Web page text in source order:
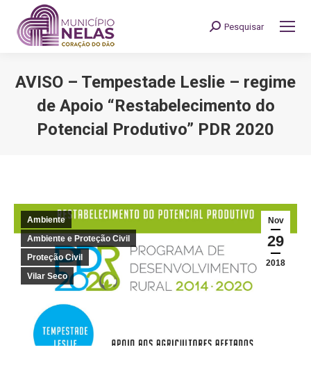
Search:
Pesquisar
AVISO – Tempestade Leslie – regime
de Apoio “Restabelecimento do
Potencial Produtivo” PDR 2020
Nov
29
2018
Ambiente
Ambiente e Proteção Civil
Proteção Civil
Vilar Seco